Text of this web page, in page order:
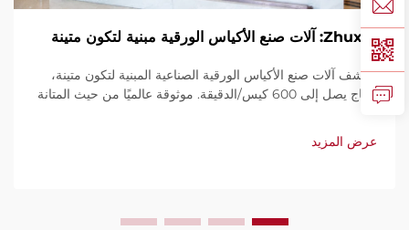
Zhuxin: آلات صنع الأكياس الورقية مبنية لتكون متينة
اكتشف آلات صنع الأكياس الورقية الصناعية المبنية لتكون متينة،
بإنتاج يصل إلى 600 كيس/الدقيقة. موثوقة عالميًا من حيث المتانة
وخدمة سريعة. اطلب عرض سعر اليوم.
عرض المزيد